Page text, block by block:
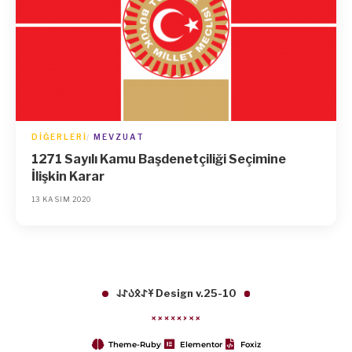
DIĞERLERI MEVZUAT
1271 Sayılı Kamu Başdenetçiliği Seçimine
İlişkin Karar
13 KASIM 2020
𐱁𐰀𐰋𐰉𐰀𐰞 Design v.25-10
Theme-Ruby Elementor Foxiz